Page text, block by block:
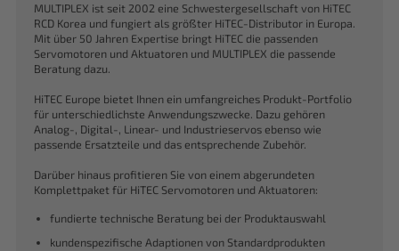
MULTIPLEX ist seit 2002 eine Schwestergesellschaft von HiTEC
RCD Korea und fungiert als größter HiTEC-Distributor in Europa.
Mit über 50 Jahren Expertise bringt HiTEC die passenden
Servomotoren und Aktuatoren und MULTIPLEX die passende
Beratung dazu.
HiTEC Europe bietet Ihnen ein umfangreiches Produkt-Portfolio
für unterschiedlichste Anwendungszwecke. Dazu gehören
Analog-, Digital-, Linear- und Industrieservos ebenso wie
passende Ersatzteile und das entsprechende Zubehör.
Darüber hinaus profitieren Sie von einem abgerundeten
Komplettpaket für HiTEC Servomotoren und Aktuatoren:
fundierte technische Beratung bei der Produktauswahl
kundenspezifische Adaptionen von Standardprodukten